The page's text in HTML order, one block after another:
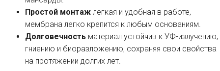
Простой монтаж легкая и удобная в работе,
мембрана легко крепится к любым основаниям.
Долговечность материал устойчив к УФ-излучению,
гниению и биоразложению, сохраняя свои свойства
на протяжении долгих лет.